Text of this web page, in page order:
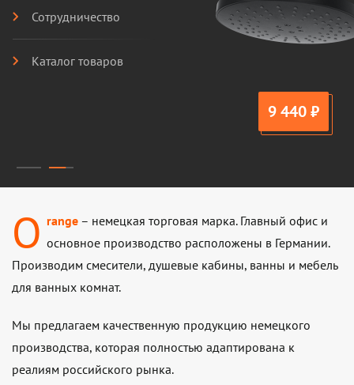
Сотрудничество
Каталог товаров
890 ₽
9 440 ₽
O range – немецкая торговая марка. Главный офис и
основное производство расположены в Германии.
Производим смесители, душевые кабины, ванны и мебель
для ванных комнат.
Мы предлагаем качественную продукцию немецкого
производства, которая полностью адаптирована к
реалиям российского рынка.